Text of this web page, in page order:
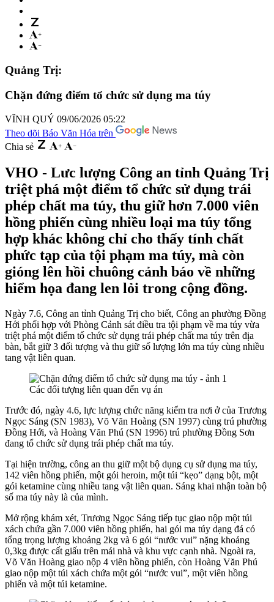
Quảng Trị:
Chặn đứng điểm tổ chức sử dụng ma túy
VĨNH QUÝ 09/06/2026 05:22
Theo dõi Báo Văn Hóa trên
Chia sẻ
VHO - Lưc lượng Công an tỉnh Quảng Trị
triệt phá một điểm tổ chức sử dụng trái
phép chất ma túy, thu giữ hơn 7.000 viên
hồng phiến cùng nhiều loại ma túy tổng
hợp khác không chỉ cho thấy tính chất
phức tạp của tội phạm ma túy, mà còn
gióng lên hồi chuông cảnh báo về những
hiểm họa đang len lỏi trong cộng đồng.
Ngày 7.6, Công an tỉnh Quảng Trị cho biết, Công an phường Đồng
Hới phối hợp với Phòng Cảnh sát điều tra tội phạm về ma túy vừa
triệt phá một điểm tổ chức sử dụng trái phép chất ma túy trên địa
bàn, bắt giữ 3 đối tượng và thu giữ số lượng lớn ma túy cùng nhiều
tang vật liên quan.
Các đối tượng liên quan đến vụ án
Trước đó, ngày 4.6, lực lượng chức năng kiểm tra nơi ở của Trương
Ngọc Sáng (SN 1983), Võ Văn Hoàng (SN 1997) cùng trú phường
Đồng Hới, và Hoàng Văn Phú (SN 1996) trú phường Đồng Sơn
đang tổ chức sử dụng trái phép chất ma túy.
Tại hiện trường, công an thu giữ một bộ dụng cụ sử dụng ma túy,
142 viên hồng phiến, một gói heroin, một túi “kẹo” dạng bột, một
gói ketamine cùng nhiều tang vật liên quan. Sáng khai nhận toàn bộ
số ma túy này là của mình.
Mở rộng khám xét, Trương Ngọc Sáng tiếp tục giao nộp một túi
xách chứa gần 7.000 viên hồng phiến, hai gói ma túy dạng đá có
tổng trọng lượng khoảng 2kg và 6 gói “nước vui” nặng khoảng
0,3kg được cất giấu trên mái nhà và khu vực cạnh nhà. Ngoài ra,
Võ Văn Hoàng giao nộp 4 viên hồng phiến, còn Hoàng Văn Phú
giao nộp một túi xách chứa một gói “nước vui”, một viên hồng
phiến và một túi ketamine.